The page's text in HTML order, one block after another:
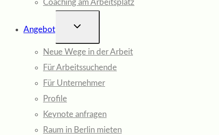
Coaching am Arbeitsplatz
Angebot
UNTERMENÜ
Neue Wege in der Arbeit
Für Arbeitssuchende
Für Unternehmer
Profile
Keynote anfragen
Raum in Berlin mieten